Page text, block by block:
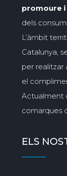
promoure
dels
L’àmbit
Catalunya,
per realitzar
el
Actualment
comarques
ELS